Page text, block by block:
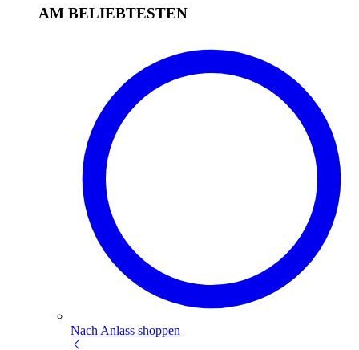
AM BELIEBTESTEN
Nach Anlass shoppen